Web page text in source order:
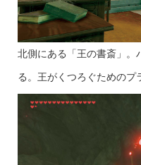
北側にある「王の書斎」。
る。王がくつろぐためのプ